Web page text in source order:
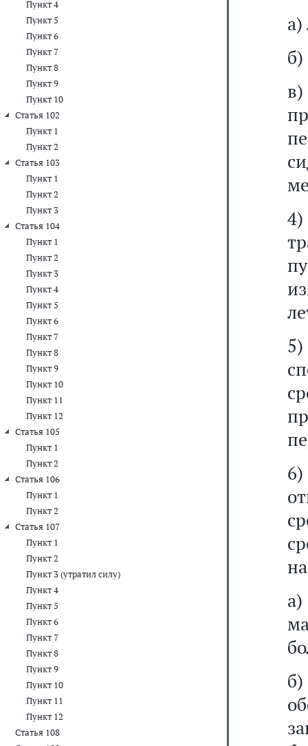
Пункт 4
Пункт 5
Пункт 6
Пункт 7
Пункт 8
Пункт 9
Пункт 10
Статья 102
Пункт 1
Пункт 2
Статья 103
Пункт 1
Пункт 2
Пункт 3
Статья 104
Пункт 1
Пункт 2
Пункт 3
Пункт 4
Пункт 5
Пункт 6
Пункт 7
Пункт 8
Пункт 9
Пункт 10
Пункт 11
Пункт 12
Статья 105
Пункт 1
Пункт 2
Статья 106
Пункт 1
Пункт 2
Статья 107
Пункт 1
Пункт 2
Пункт 3 (утратил силу)
Пункт 4
Пункт 5
Пункт 6
Пункт 7
Пункт 8
Пункт 9
Пункт 10
Пункт 11
Пункт 12
Статья 108
а)
б)